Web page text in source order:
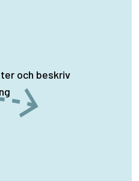
och beskriv